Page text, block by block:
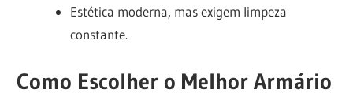
Estética moderna, mas exigem limpeza
constante.
Como Escolher o Melhor Armário